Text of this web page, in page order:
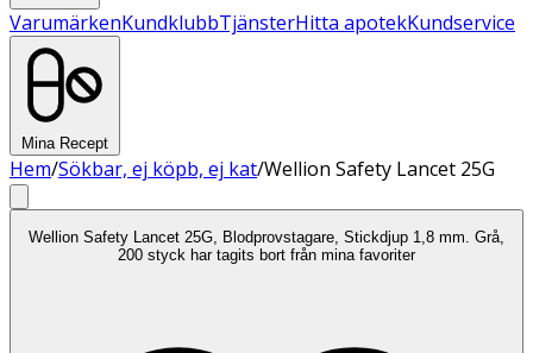
VarumärkenKundklubbTjänsterHitta apotekKundservice
Mina Recept
Hem/Sökbar, ej köpb, ej kat/Wellion Safety Lancet 25G
Wellion Safety Lancet 25G, Blodprovstagare, Stickdjup 1,8 mm. Grå,
200 styck har tagits bort från mina favoriter